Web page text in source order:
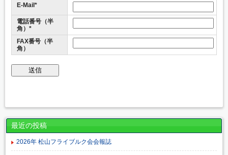
E-Mail*
電話番号（半
角）*
FAX番号（半
角）
最近の投稿
2026年 松山フライブルク会会報誌